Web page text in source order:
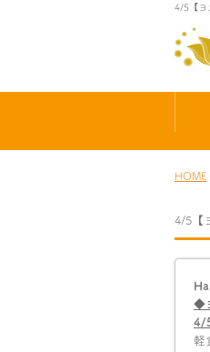
4/5【ヨ
HOME
4/5【
◆
4/
軽